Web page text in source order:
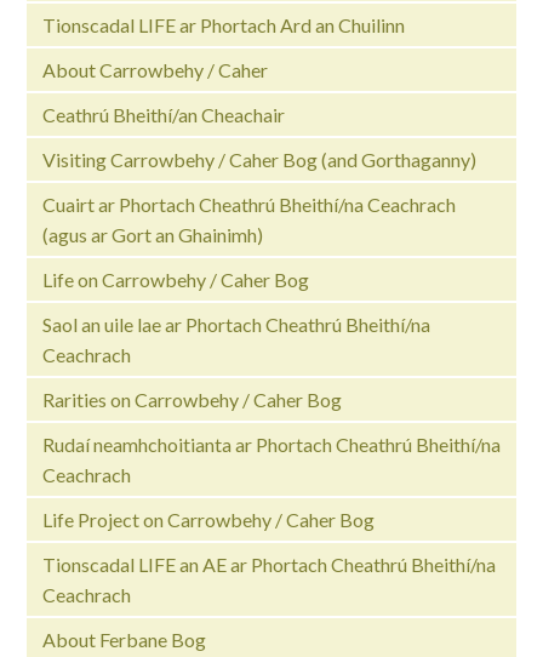
Tionscadal LIFE ar Phortach Ard an Chuilinn
About Carrowbehy / Caher
Ceathrú Bheithí/an Cheachair
Visiting Carrowbehy / Caher Bog (and Gorthaganny)
Cuairt ar Phortach Cheathrú Bheithí/na Ceachrach
(agus ar Gort an Ghainimh)
Life on Carrowbehy / Caher Bog
Saol an uile lae ar Phortach Cheathrú Bheithí/na
Ceachrach
Rarities on Carrowbehy / Caher Bog
Rudaí neamhchoitianta ar Phortach Cheathrú Bheithí/na
Ceachrach
Life Project on Carrowbehy / Caher Bog
Tionscadal LIFE an AE ar Phortach Cheathrú Bheithí/na
Ceachrach
About Ferbane Bog